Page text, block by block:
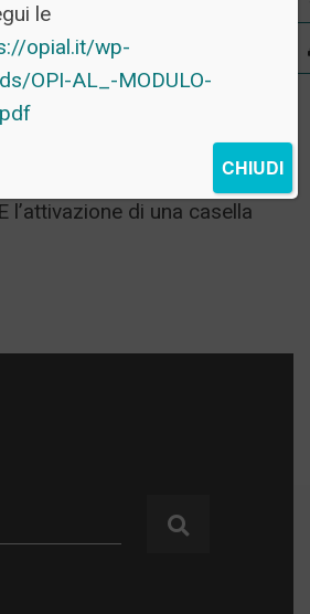
- News
a disposizione di TUTTI gli
l’attivazione di una casella
le
opial.it/wp-
OPI-AL_-MODULO-
CHIUDI